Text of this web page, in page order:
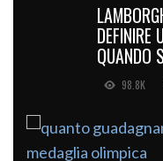
DEFINIRE
QUANDO
98.8K